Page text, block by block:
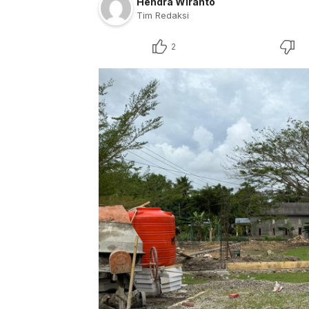
Tim Redaksi
2